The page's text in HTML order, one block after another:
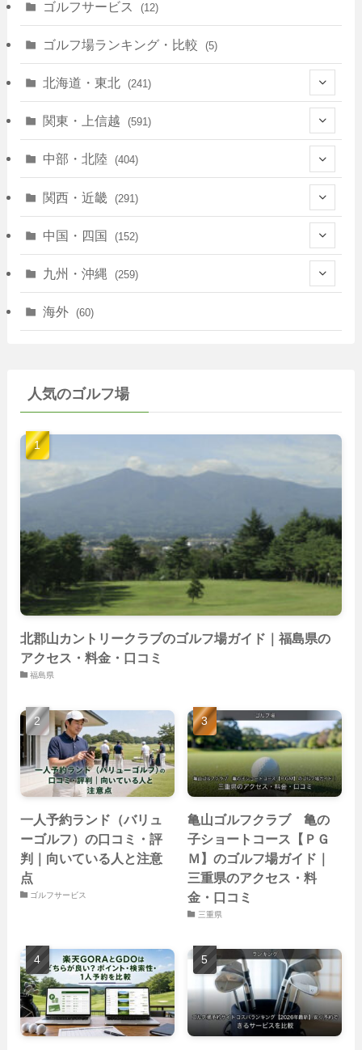
ゴルフサービス (12)
ゴルフ場ランキング・比較 (5)
北海道・東北 (241)
(128)
(10)
(35)
(30)
関東・上信越 (591)
(146)
(40)
(72)
(14)
(103)
中部・北陸 (404)
(13)
(83)
(78)
(40)
(22)
関西・近畿 (291)
(39)
(25)
中国・四国 (152)
(7)
(39)
(40)
(14)
九州・沖縄 (259)
(28)
(22)
(23)
(22)
(26)
海外 (60)
人気のゴルフ場
北郡山カントリークラブのゴルフ場ガイド｜福島県の
アクセス・料金・口コミ
福島県
一人予約ランド（バリュ
ーゴルフ）の口コミ・評
判｜向いている人と注意
点
ゴルフサービス
亀山ゴルフクラブ 亀の
子ショートコース【ＰＧ
Ｍ】のゴルフ場ガイド｜
三重県のアクセス・料
金・口コミ
三重県